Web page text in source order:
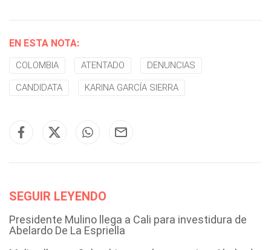
EN ESTA NOTA:
COLOMBIA ATENTADO DENUNCIAS
CANDIDATA KARINA GARCÍA SIERRA
SEGUIR LEYENDO
Presidente Mulino llega a Cali para investidura de
Abelardo De La Espriella